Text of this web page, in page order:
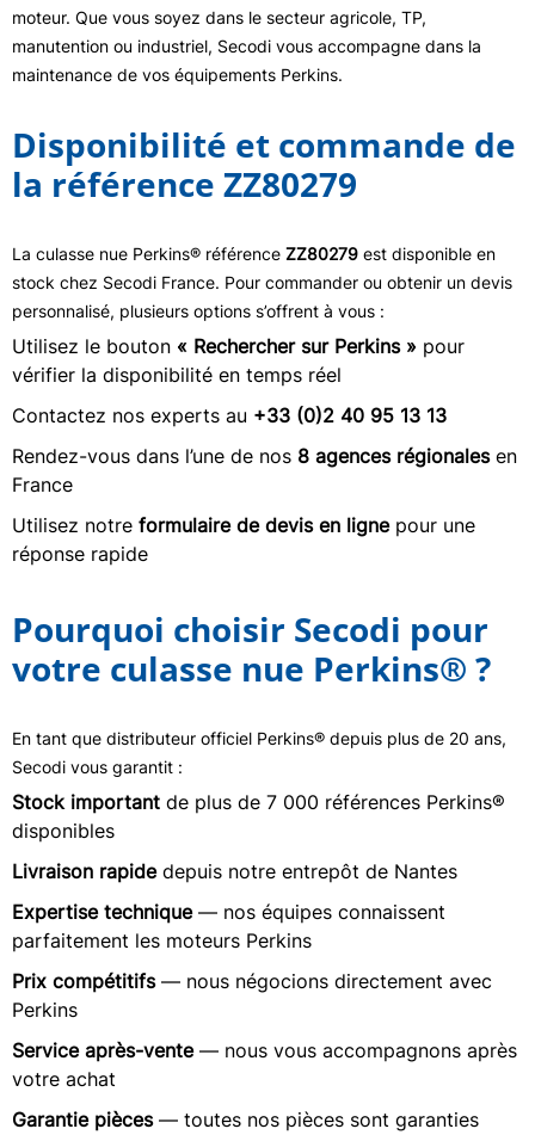
moteur. Que vous soyez dans le secteur agricole, TP,
manutention ou industriel, Secodi vous accompagne dans la
maintenance de vos équipements Perkins.
Disponibilité et commande de
la référence ZZ80279
La culasse nue Perkins® référence ZZ80279 est disponible en
stock chez Secodi France. Pour commander ou obtenir un devis
personnalisé, plusieurs options s’offrent à vous :
Utilisez le bouton « Rechercher sur Perkins » pour
vérifier la disponibilité en temps réel
Contactez nos experts au +33 (0)2 40 95 13 13
Rendez-vous dans l’une de nos 8 agences régionalesen
France
Utilisez notre formulaire de devis en lignepour une
réponse rapide
Pourquoi choisir Secodi pour
votre culasse nue Perkins® ?
En tant que distributeur officiel Perkins® depuis plus de 20 ans,
Secodi vous garantit :
Stock important de plus de 7 000 références Perkins®
disponibles
Livraison rapidedepuis notre entrepôt de Nantes
Expertise technique— nos équipes connaissent
parfaitement les moteurs Perkins
Prix compétitifs— nous négocions directement avec
Perkins
Service après-vente— nous vous accompagnons après
votre achat
Garantie pièces— toutes nos pièces sont garanties